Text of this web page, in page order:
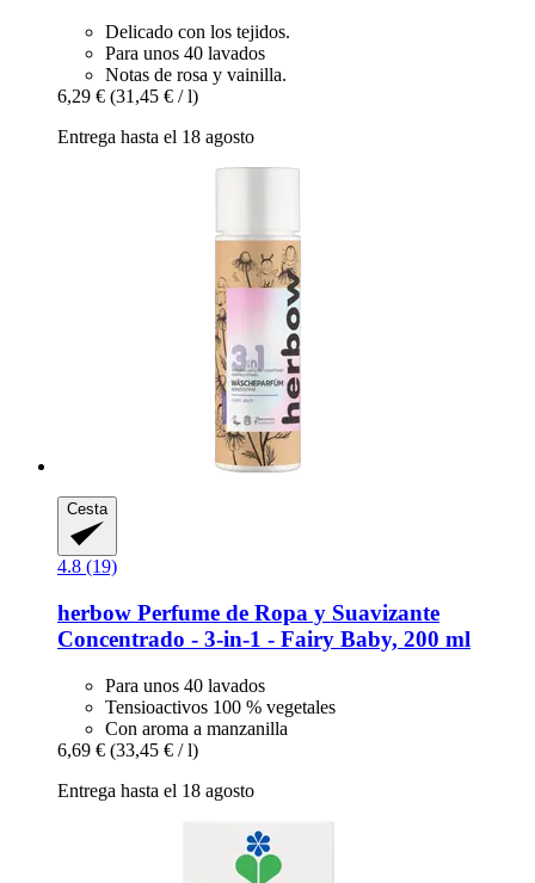
Delicado con los tejidos.
Para unos 40 lavados
Notas de rosa y vainilla.
6,29 € (31,45 € / l)
Entrega hasta el 18 agosto
Cesta
4.8 (19)
herbow Perfume de Ropa y Suavizante
Concentrado -​ 3-​in-​1 -​ Fairy Baby, 200 ml
Para unos 40 lavados
Tensioactivos 100 % vegetales
Con aroma a manzanilla
6,69 € (33,45 € / l)
Entrega hasta el 18 agosto